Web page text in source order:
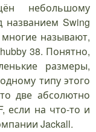
небольшому
названием Swing
называют,
38. Понятно,
размеры,
типу этого
две абсолютно
если на что-то и
Jackall.